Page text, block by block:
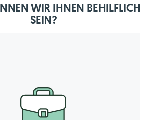
WIR IHNEN BEHILFLICH
SEIN?